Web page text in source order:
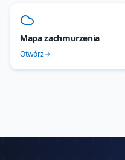
Mapa zachmurzenia
Otwórz